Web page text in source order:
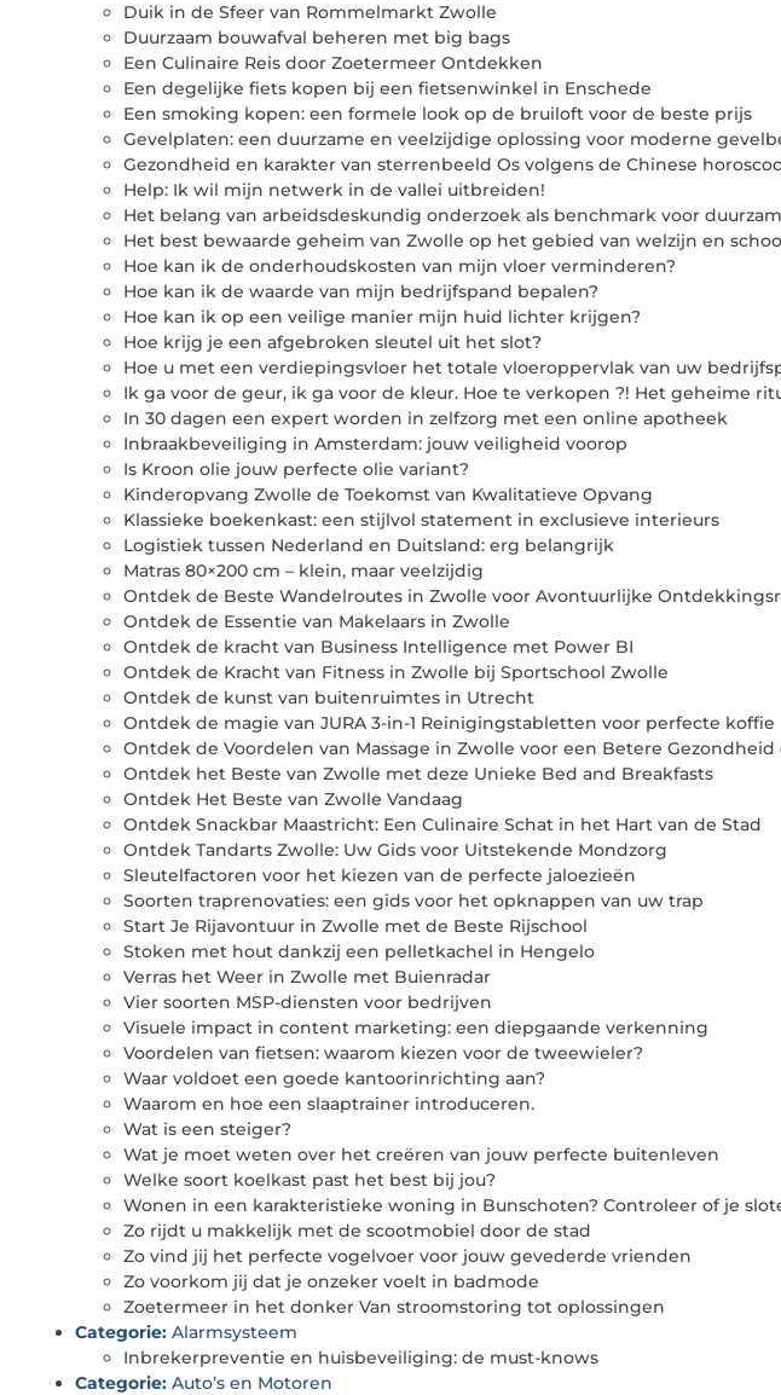
Duik in de Sfeer van Rommelmarkt Zwolle
Duurzaam bouwafval beheren met big bags
Een Culinaire Reis door Zoetermeer Ontdekken
Een degelijke fiets kopen bij een fietsenwinkel in Enschede
Een smoking kopen: een formele look op de bruiloft voor de beste prijs
Gevelplaten: een duurzame en veelzijdige oplossing voor moderne
Gezondheid en karakter van sterrenbeeld Os volgens de Chinese
Help: Ik wil mijn netwerk in de vallei uitbreiden!
Het belang van arbeidsdeskundig onderzoek als benchmark voor
Het best bewaarde geheim van Zwolle op het gebied van welzijn en
Hoe kan ik de onderhoudskosten van mijn vloer verminderen?
Hoe kan ik de waarde van mijn bedrijfspand bepalen?
Hoe kan ik op een veilige manier mijn huid lichter krijgen?
Hoe krijg je een afgebroken sleutel uit het slot?
Hoe u met een verdiepingsvloer het totale vloeroppervlak van uw
Ik ga voor de geur, ik ga voor de kleur. Hoe te verkopen ?! Het geheime
In 30 dagen een expert worden in zelfzorg met een online apotheek
Inbraakbeveiliging in Amsterdam: jouw veiligheid voorop
Is Kroon olie jouw perfecte olie variant?
Kinderopvang Zwolle de Toekomst van Kwalitatieve Opvang
Klassieke boekenkast: een stijlvol statement in exclusieve interieurs
Logistiek tussen Nederland en Duitsland: erg belangrijk
Matras 80×200 cm – klein, maar veelzijdig
Ontdek de Beste Wandelroutes in Zwolle voor Avontuurlijke
Ontdek de Essentie van Makelaars in Zwolle
Ontdek de kracht van Business Intelligence met Power BI
Ontdek de Kracht van Fitness in Zwolle bij Sportschool Zwolle
Ontdek de kunst van buitenruimtes in Utrecht
Ontdek de magie van JURA 3-in-1 Reinigingstabletten voor perfecte koffie
Ontdek de Voordelen van Massage in Zwolle voor een Betere Gezondheid
Ontdek het Beste van Zwolle met deze Unieke Bed and Breakfasts
Ontdek Het Beste van Zwolle Vandaag
Ontdek Snackbar Maastricht: Een Culinaire Schat in het Hart van de Stad
Ontdek Tandarts Zwolle: Uw Gids voor Uitstekende Mondzorg
Sleutelfactoren voor het kiezen van de perfecte jaloezieën
Soorten traprenovaties: een gids voor het opknappen van uw trap
Start Je Rijavontuur in Zwolle met de Beste Rijschool
Stoken met hout dankzij een pelletkachel in Hengelo
Verras het Weer in Zwolle met Buienradar
Vier soorten MSP-diensten voor bedrijven
Visuele impact in content marketing: een diepgaande verkenning
Voordelen van fietsen: waarom kiezen voor de tweewieler?
Waar voldoet een goede kantoorinrichting aan?
Waarom en hoe een slaaptrainer introduceren.
Wat is een steiger?
Wat je moet weten over het creëren van jouw perfecte buitenleven
Welke soort koelkast past het best bij jou?
Wonen in een karakteristieke woning in Bunschoten? Controleer of je
Zo rijdt u makkelijk met de scootmobiel door de stad
Zo vind jij het perfecte vogelvoer voor jouw gevederde vrienden
Zo voorkom jij dat je onzeker voelt in badmode
Zoetermeer in het donker Van stroomstoring tot oplossingen
Categorie: Alarmsysteem
Inbrekerpreventie en huisbeveiliging: de must-knows
Categorie: Auto’s en Motoren